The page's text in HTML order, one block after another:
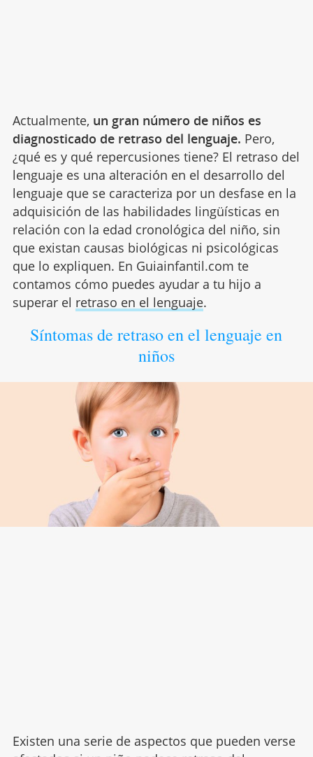
Actualmente, un gran número de niños es
diagnosticado de retraso del lenguaje. Pero,
¿qué es y qué repercusiones tiene? El retraso del
lenguaje es una alteración en el desarrollo del
lenguaje que se caracteriza por un desfase en la
adquisición de las habilidades lingüísticas en
relación con la edad cronológica del niño, sin
que existan causas biológicas ni psicológicas
que lo expliquen. En Guiainfantil.com te
contamos cómo puedes ayudar a tu hijo a
superar el retraso en el lenguaje.
Síntomas de retraso en el lenguaje en
niños
Existen una serie de aspectos que pueden verse